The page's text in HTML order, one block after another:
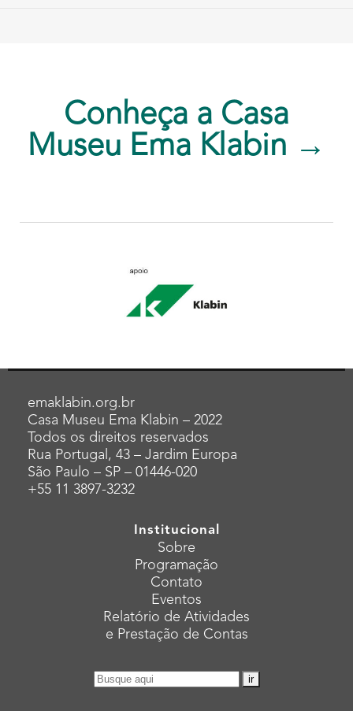
Conheça a Casa
Museu Ema Klabin →
emaklabin.org.br
Casa Museu Ema Klabin – 2022
Todos os direitos reservados
Rua Portugal, 43 – Jardim Europa
São Paulo – SP – 01446-020
+55 11 3897-3232
Institucional
Sobre
Programação
Contato
Eventos
Relatório de Atividades
e Prestação de Contas
Pesquisar